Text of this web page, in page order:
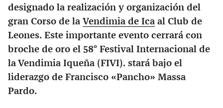
designado la realización y organización del
gran Corso de la Vendimia de Ica al Club de
Leones. Este importante evento cerrará con
broche de oro el 58° Festival Internacional de
la Vendimia Iqueña (FIVI). stará bajo el
liderazgo de Francisco «Pancho» Massa
Pardo.